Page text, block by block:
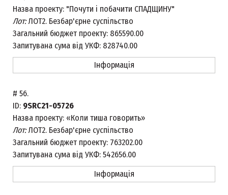
Назва проекту: "Почути і побачити СПАДЩИНУ"
Лот:ЛОТ2. Безбар'єрне суспільство
Загальний бюджет проекту: 865590.00
Запитувана сума від УКФ: 828740.00
Інформація
# 56.
ID: 9SRC21-05726
Назва проекту: «Коли тиша говорить»
Лот:ЛОТ2. Безбар'єрне суспільство
Загальний бюджет проекту: 763202.00
Запитувана сума від УКФ: 542656.00
Інформація